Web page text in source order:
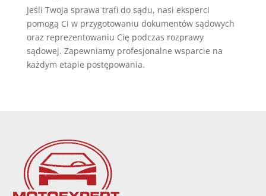
Jeśli Twoja sprawa trafi do sądu, nasi eksperci
pomogą Ci w przygotowaniu dokumentów sądowych
oraz reprezentowaniu Cię podczas rozprawy
sądowej. Zapewniamy profesjonalne wsparcie na
każdym etapie postępowania.